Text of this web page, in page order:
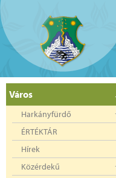
Város
Harkányfürdő
ÉRTÉKTÁR
Hírek
Közérdekű
az elektromos